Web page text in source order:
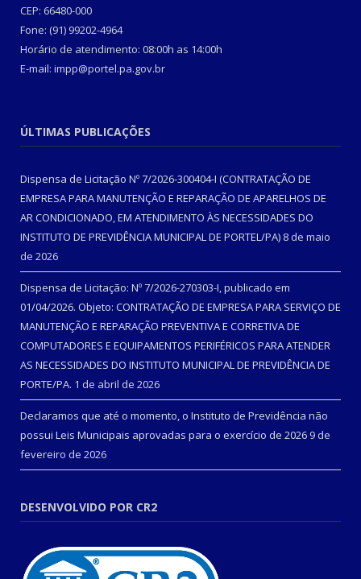
CEP: 66480-000
Fone: (91) 99202-4964
Horário de atendimento: 08:00h as 14:00h
E-mail: impp@portel.pa.gov.br
ÚLTIMAS PUBLICAÇÕES
Dispensa de Licitação Nº 7/2026-300404-I (CONTRATAÇÃO DE
EMPRESA PARA MANUTENÇÃO E REPARAÇÃO DE APARELHOS DE
AR CONDICIONADO, EM ATENDIMENTO ÀS NECESSIDADES DO
INSTITUTO DE PREVIDÊNCIA MUNICIPAL DE PORTEL/PA) 8 de maio
de 2026
Dispensa de Licitação: Nº 7/2026-270303-I, publicado em
01/04/2026. Objeto: CONTRATAÇÃO DE EMPRESA PARA SERVIÇO DE
MANUTENÇÃO E REPARAÇÃO PREVENTIVA E CORRETIVA DE
COMPUTADORES E EQUIPAMENTOS PERIFÉRICOS PARA ATENDER
AS NECESSIDADES DO INSTITUTO MUNICIPAL DE PREVIDÊNCIA DE
PORTE/PA. 1 de abril de 2026
Declaramos que até o momento, o Instituto de Previdência não
possui Leis Municipais aprovadas para o exercício de 2026 9 de
fevereiro de 2026
DESENVOLVIDO POR CR2